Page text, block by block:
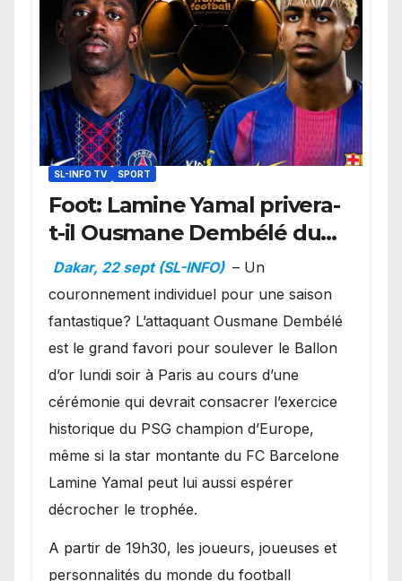
SL-INFO TV SPORT
Foot: Lamine Yamal privera-
t-il Ousmane Dembélé du
Ballon d’or ?
Dakar, 22 sept (SL-INFO) – Un
couronnement individuel pour une saison
fantastique? L’attaquant Ousmane Dembélé
est le grand favori pour soulever le Ballon
d’or lundi soir à Paris au cours d’une
cérémonie qui devrait consacrer l’exercice
historique du PSG champion d’Europe,
même si la star montante du FC Barcelone
Lamine Yamal peut lui aussi espérer
décrocher le trophée.
A partir de 19h30, les joueurs, joueuses et
personnalités du monde du football